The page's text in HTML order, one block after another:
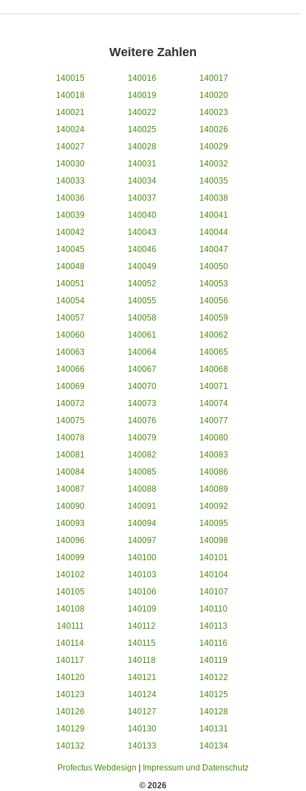
Weitere Zahlen
140015 140016
140017
140018
140019
140020
140021
140022
140023
140024
140025
140026
140027
140028
140029
140030
140031
140032
140033
140034
140035
140036
140037
140038
140039
140040
140041
140042
140043
140044
140045
140046
140047
140048
140049
140050
140051
140052
140053
140054
140055
140056
140057
140058
140059
140060
140061
140062
140063
140064
140065
140066
140067
140068
140069
140070
140071
140072
140073
140074
140075
140076
140077
140078
140079
140080
140081
140082
140083
140084
140085
140086
140087
140088
140089
140090
140091
140092
140093
140094
140095
140096
140097
140098
140099
140100
140101
140102
140103
140104
140105
140106
140107
140108
140109
140110
140111
140112
140113
140114
140115
140116
140117
140118
140119
140120
140121
140122
140123
140124
140125
140126
140127
140128
140129
140130
140131
140132
140133 140134
Profectus Webdesign
Impressum und Datenschutz
© 2026